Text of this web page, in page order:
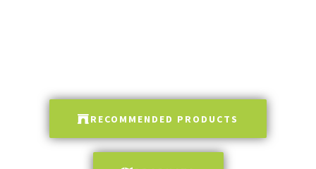
RECOMMENDED PRODUCTS